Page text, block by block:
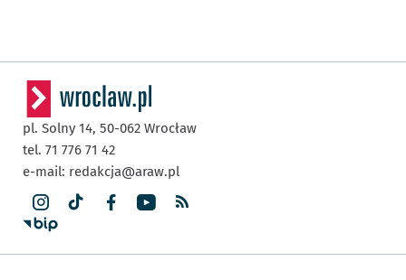
pl. Solny 14, 50-062 Wrocław
tel. 71 776 71 42
e-mail: redakcja@araw.pl